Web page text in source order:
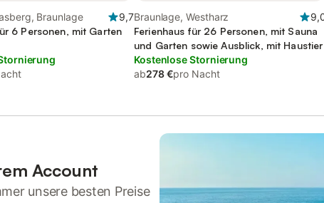
Braunlage
9,7
6 Personen, mit Garten
Braunlage, Westharz
Ferienhaus für 26 Personen, mit Sauna
und Garten sowie Ausblick, mit Haustier
Kostenlose Stornierung
ab278 €pro Nacht
Account
unsere besten Preise